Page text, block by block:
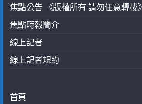
焦點公告 《版權所有 請勿任意轉載》
焦點時報簡介
線上記者
線上記者規約
首頁